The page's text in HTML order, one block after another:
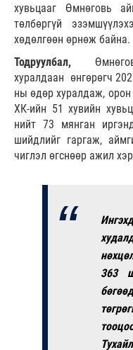
хувьцааг Өмнөговь
төлбөргүй
хөдөлгөөн өрнөж байна.
Тодруулбал,
хуралдаан өнгөрөгч
ны өдөр хуралдаж, орон
ХК-ийн 51 хувийн
нийт 73 мянган
шийдлийг гаргаж,
чиглэл өгснөөр ажил
363